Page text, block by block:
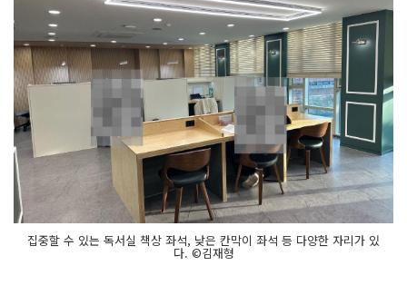
집중할 수 있는 독서실 책상 좌석, 낮은 칸막이 좌석 등 다양한 자리가 있
다. ©김재형